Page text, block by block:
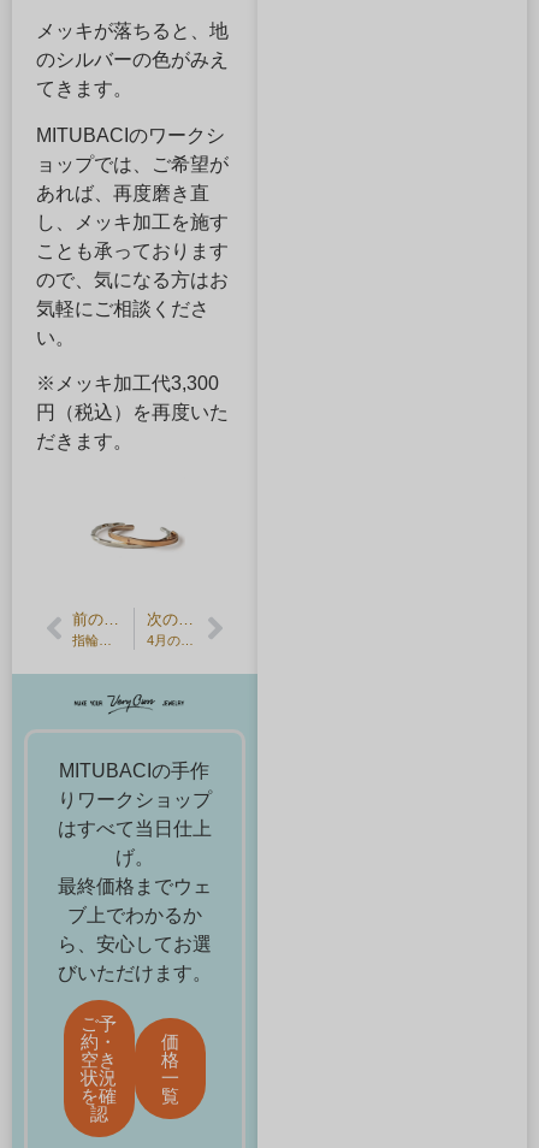
メッキが落ちると、地
のシルバーの色がみえ
てきます。
MITUBACIのワークシ
ョップでは、
ご希望が
あれば、再度磨き直
し、メッキ加工を施す
ことも承っております
ので、気になる方はお
気軽にご相談くださ
い。
※メッキ加工代3,300
円（税込）を再度いた
だきます。
MITUBACIの手作
りワークショップ
はすべて当日仕上
げ。
最終価格までウェ
ブ上でわかるか
ら、安心してお選
びいただけます。
ご予
約・
空き
状況
を確
認
価
格
一
覧